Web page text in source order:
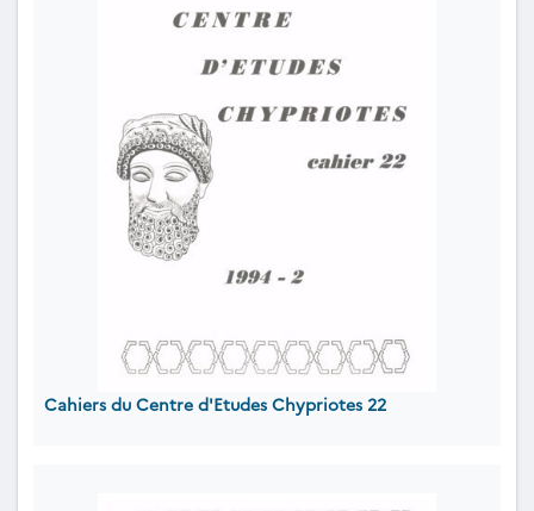
Cahiers du Centre d'Etudes Chypriotes 22